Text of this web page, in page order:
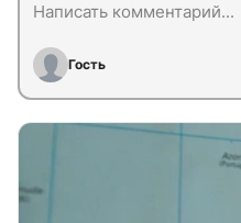
Гость